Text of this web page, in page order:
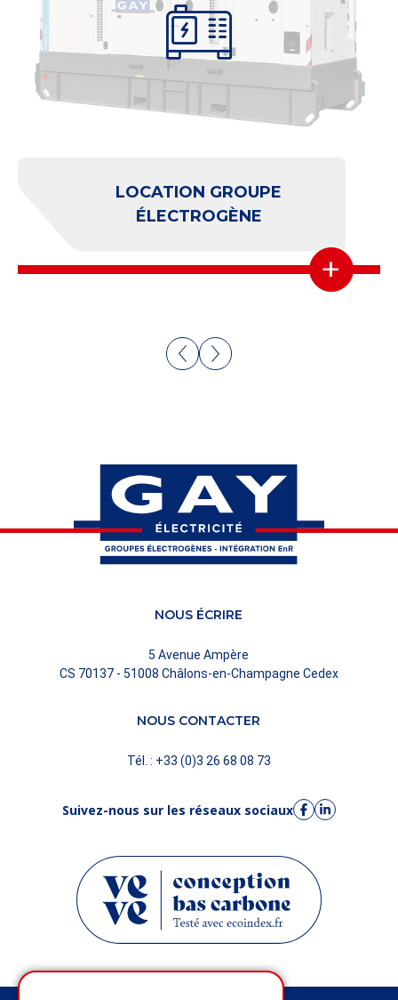
CONVERTISSEURS
+
NOUS ÉCRIRE
5 Avenue Ampère
CS 70137 - 51008 Châlons-en-Champagne Cedex
NOUS CONTACTER
Tél. : +33 (0)3 26 68 08 73
Suivez-nous sur les réseaux sociaux